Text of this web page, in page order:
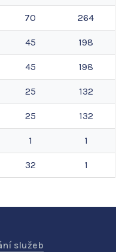
70 264
45 198
45 198
25 132
25 132
1 1
32 1
služeb